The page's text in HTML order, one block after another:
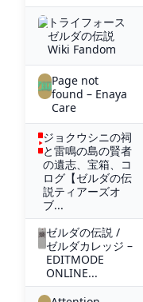
トライフォース
ゼルダの伝説
Wiki Fandom
Page not
found – Enaya
Care
ジョクウシニの祠
と雷鳴の島の賢者
の遺志、宝箱、コ
ログ【ゼルダの伝
説ティアーズオ
ブ...
ゼルダの伝説 /
ゼルダカレッジ –
EDITMODE
ONLINE...